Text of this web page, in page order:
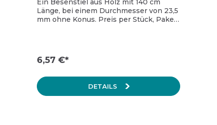
Ein Besenstiel aus Holz mit 140 cm
Länge, bei einem Durchmesser von 23,5
mm ohne Konus. Preis per Stück, Paket
6,57 €*
DETAILS